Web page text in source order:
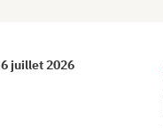
6 juillet 2026